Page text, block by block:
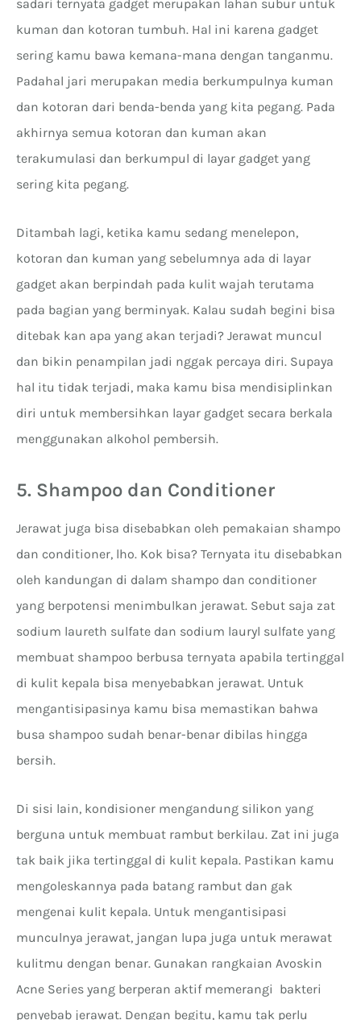
sadari ternyata gadget merupakan lahan subur untuk
kuman dan kotoran tumbuh. Hal ini karena gadget
sering kamu bawa kemana-mana dengan tanganmu.
Padahal jari merupakan media berkumpulnya kuman
dan kotoran dari benda-benda yang kita pegang. Pada
akhirnya semua kotoran dan kuman akan
terakumulasi dan berkumpul di layar gadget yang
sering kita pegang.
Ditambah lagi, ketika kamu sedang menelepon,
kotoran dan kuman yang sebelumnya ada di layar
gadget akan berpindah pada kulit wajah terutama
pada bagian yang berminyak. Kalau sudah begini bisa
ditebak kan apa yang akan terjadi? Jerawat muncul
dan bikin penampilan jadi nggak percaya diri. Supaya
hal itu tidak terjadi, maka kamu bisa mendisiplinkan
diri untuk membersihkan layar gadget secara berkala
menggunakan alkohol pembersih.
5. Shampoo dan Conditioner
Jerawat juga bisa disebabkan oleh pemakaian shampo
dan conditioner, lho. Kok bisa? Ternyata itu disebabkan
oleh kandungan di dalam shampo dan conditioner
yang berpotensi menimbulkan jerawat. Sebut saja zat
sodium laureth sulfate dan sodium lauryl sulfate yang
membuat shampoo berbusa ternyata apabila tertinggal
di kulit kepala bisa menyebabkan jerawat. Untuk
mengantisipasinya kamu bisa memastikan bahwa
busa shampoo sudah benar-benar dibilas hingga
bersih.
Di sisi lain, kondisioner mengandung silikon yang
berguna untuk membuat rambut berkilau. Zat ini juga
tak baik jika tertinggal di kulit kepala. Pastikan kamu
mengoleskannya pada batang rambut dan gak
mengenai kulit kepala. Untuk mengantisipasi
munculnya jerawat, jangan lupa juga untuk merawat
kulitmu dengan benar. Gunakan rangkaian Avoskin
Acne Series yang berperan aktif memerangi bakteri
penyebab jerawat. Dengan begitu, kamu tak perlu